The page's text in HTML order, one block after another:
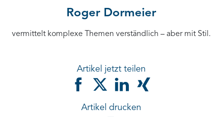
Roger Dormeier
vermittelt komplexe Themen verständlich – aber mit Stil.
Artikel jetzt teilen
Artikel drucken